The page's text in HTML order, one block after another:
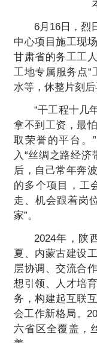
6月16日，烈
中心项目施工现
甘肃省的务工工
工地专属服务点“
水等，休整片刻后
“干工程十几
拿不到工资，最
取荣誉的平台。
入“丝绸之路经济
后，自己常年奔
的多个项目，工
走、机会跟着岗
家”。
2024年，陕
夏、内蒙古建设
层协调、交流合
想引领、人才培
务，构建起互联
会工作新格局。
六省区全覆盖，